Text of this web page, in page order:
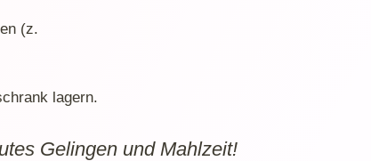
(z.
lagern.
Gelingen und Mahlzeit!